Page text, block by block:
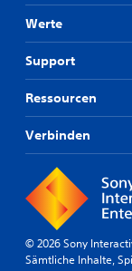
Werte
Support
Ressourcen
Verbinden
© 2026 Sony
Sämtliche Inhalte,